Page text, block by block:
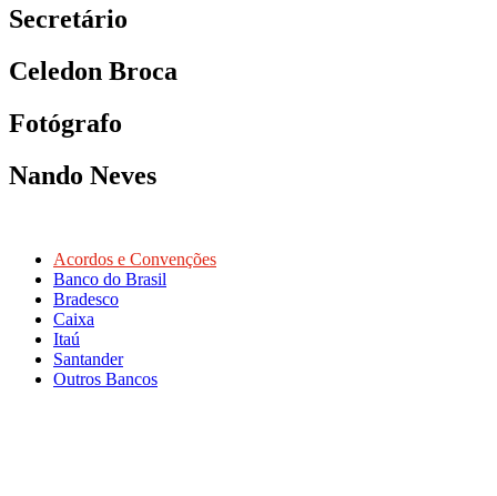
Secretário
Celedon Broca
Fotógrafo
Nando Neves
Acordos e Convenções
Banco do Brasil
Bradesco
Caixa
Itaú
Santander
Outros Bancos